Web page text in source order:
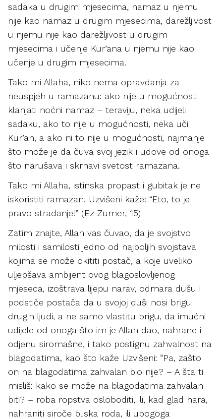
sadaka u drugim mjesecima, namaz u njemu
nije kao namaz u drugim mjesecima, darežljivost
u njemu nije kao darežljivost u drugim
mjesecima i učenje Kur’ana u njemu nije kao
učenje u drugim mjesecima.
Tako mi Allaha, niko nema opravdanja za
neuspjeh u ramazanu: ako nije u mogućnosti
klanjati noćni namaz – teraviju, neka udijeli
sadaku, ako to nije u mogućnosti, neka uči
Kur’an, a ako ni to nije u mogućnosti, najmanje
što može je da čuva svoj jezik i udove od onoga
što narušava i skrnavi svetost ramazana.
Tako mi Allaha, istinska propast i gubitak je ne
iskoristiti ramazan. Uzvišeni kaže: “Eto, to je
pravo stradanje!” (Ez-Zumer, 15)
Zatim znajte, Allah vas čuvao, da je svojstvo
milosti i samilosti jedno od najboljih svojstava
kojima se može okititi postač, a koje uveliko
uljepšava ambijent ovog blagoslovljenog
mjeseca, izoštrava lijepu narav, odmara dušu i
podstiče postača da u svojoj duši nosi brigu
drugih ljudi, a ne samo vlastitu brigu, da imućni
udijele od onoga što im je Allah dao, nahrane i
odjenu siromašne, i tako postignu zahvalnost na
blagodatima, kao što kaže Uzvišeni: “Pa, zašto
on na blagodatima zahvalan bio nije? – A šta ti
misliš: kako se može na blagodatima zahvalan
biti? – roba ropstva osloboditi, ili, kad glad hara,
nahraniti siroče bliska roda, ili ubogoga